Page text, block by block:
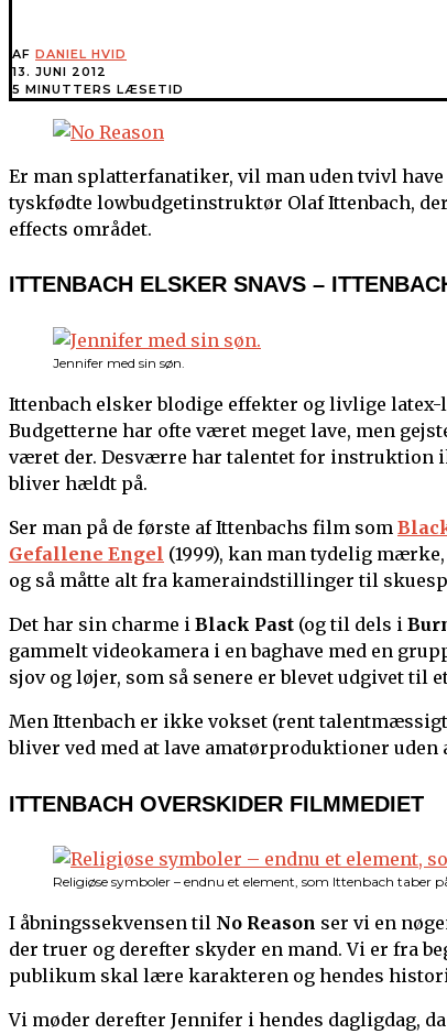
AF DANIEL HVID
13. JUNI 2012
5 MINUTTERS LÆSETID
Er man splatterfanatiker, vil man uden tvivl
tyskfødte lowbudgetinstruktør Olaf Ittenbach,
effects området.
ITTENBACH ELSKER SNAVS –
Jennifer med sin søn.
Ittenbach elsker blodige effekter og livlige
Budgetterne har ofte været meget lave, men
været der. Desværre har talentet for instruktion
bliver hældt på.
Ser man på de første af Ittenbachs film som
Gefallene Engel (1999), kan man tydelig
og så måtte alt fra kameraindstillinger til
Det har sin charme i Black Past (og til dels i
gammelt videokamera i en baghave med en
sjov og løjer, som så senere er blevet udgivet til
Men Ittenbach er ikke vokset (rent
bliver ved med at lave amatørproduktioner
ITTENBACH OVERSKIDER FILMMEDIET
Religiøse symboler – endnu et element, som Ittenbach taber
I åbningssekvensen til No Reason ser vi en
der truer og derefter skyder en mand. Vi er fra
publikum skal lære karakteren og hendes
Vi møder derefter Jennifer i hendes dagligdag,